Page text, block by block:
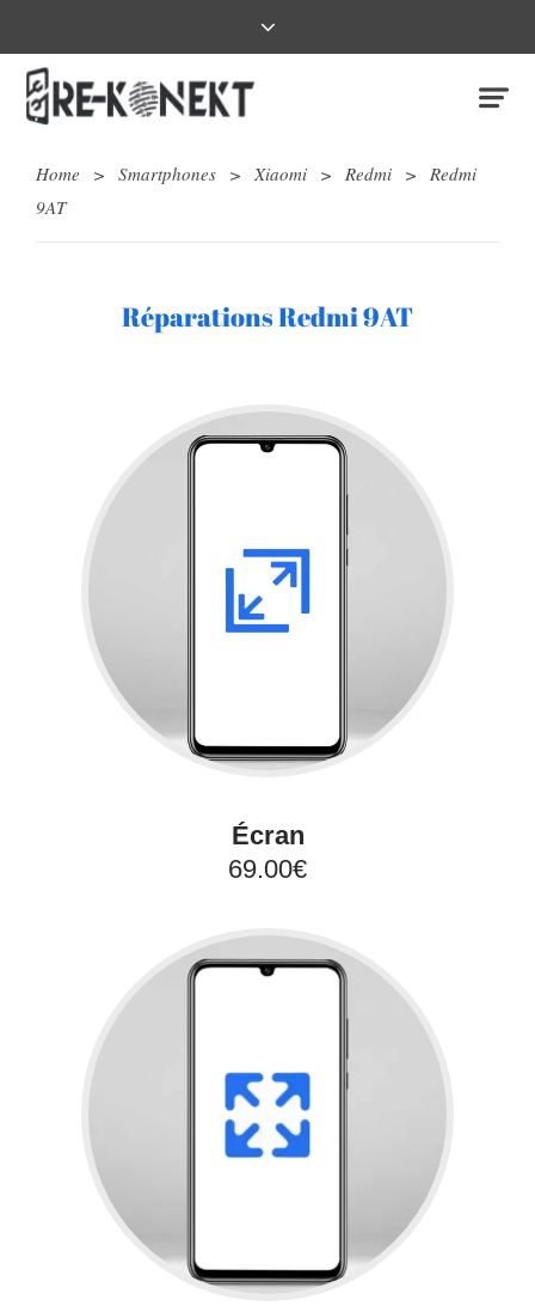
Home > Smartphones > Xiaomi > Redmi > Redmi
9AT
Réparations Redmi 9AT
Écran
69.00€